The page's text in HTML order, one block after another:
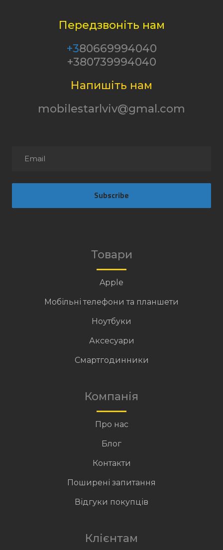
Передзвоніть нам
+380669994040
+380739994040
Напишіть нам
mobilestarlviv@gmal.com
Subscribe
Товари
Apple
Мобільні телефони та планшети
Ноутбуки
Аксесуари
Смартгодинники
Компанія
Про нас
Блог
Контакти
Поширені запитання
Відгуки покупців
Клієнтам